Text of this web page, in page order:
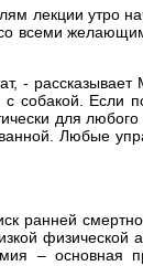
лекции утро
всеми
-
собакой. Если
для
Любые
ранней
физической
– основная